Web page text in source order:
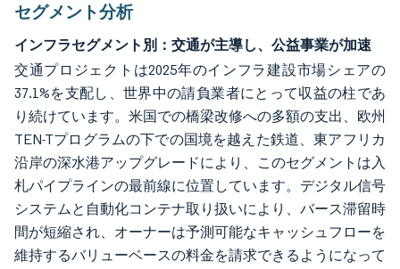
セグメント分析
インフラセグメント別：交通が主導し、公益事業が加速
交通プロジェクトは2025年のインフラ建設市場シェアの
37.1%を支配し、世界中の請負業者にとって収益の柱であ
り続けています。米国での橋梁改修への多額の支出、欧州
TEN-Tプログラムの下での国境を越えた鉄道、東アフリカ
沿岸の深水港アップグレードにより、このセグメントは入
札パイプラインの最前線に位置しています。デジタル信号
システムと自動化コンテナ取り扱いにより、バース滞留時
間が短縮され、オーナーは予測可能なキャッシュフローを
維持するバリューベースの料金を請求できるようになって